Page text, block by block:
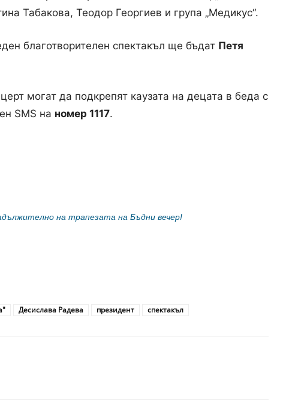
Табакова, Теодор Георгиев и група „Медикус“.
благотворителен спектакъл ще бъдат Петя
могат да подкрепят каузата на децата в беда с
SMS на номер 1117.
на трапезата на Бъдни вечер!
Десислава Радева президент спектакъл